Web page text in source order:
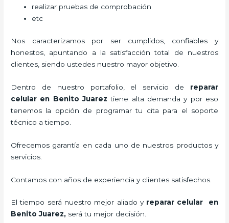
realizar pruebas de comprobación
etc
Nos caracterizamos por ser cumplidos, confiables y
honestos, apuntando a la satisfacción total de nuestros
clientes, siendo ustedes nuestro mayor objetivo.
Dentro de nuestro portafolio, el servicio de reparar
celular en Benito Juarez tiene alta demanda y por eso
tenemos la opción de programar tu cita para el soporte
técnico a tiempo.
Ofrecemos garantía en cada uno de nuestros productos y
servicios.
Contamos con años de experiencia y clientes satisfechos.
El tiempo será nuestro mejor aliado y reparar celular en
Benito Juarez, será tu mejor decisión.